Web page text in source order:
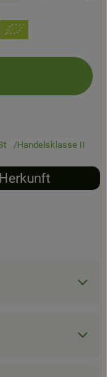
Warenkorb
Handelsklasse II
Herkunft